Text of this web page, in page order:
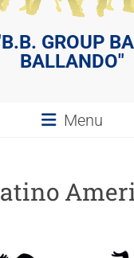
GROUP
BALLANDO"
Menu